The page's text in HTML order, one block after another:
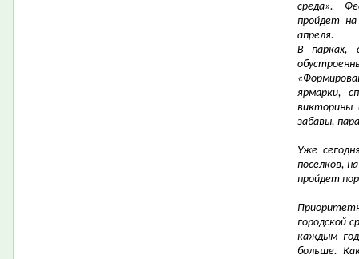
среда».
пройдет
апреля.
В парках,
ярмарки,
викторины
забавы,
Уже
поселков,
пройдет
городской
каждым
больше.